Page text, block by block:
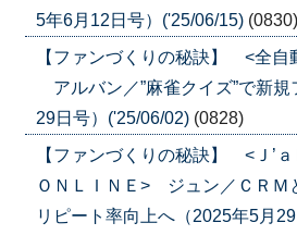
5年6月12日号）('25/06/15) (0830)
【ファンづくりの秘訣】 <全自
アルバン／”麻雀クイズ”で新規
29日号）('25/06/02) (0828)
【ファンづくりの秘訣】 <Ｊ’
ＯＮＬＩＮＥ> ジュン／ＣＲＭ
リピート率向上へ（2025年5月